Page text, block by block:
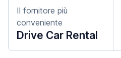
Il fornitore più
conveniente
Drive Car Rental